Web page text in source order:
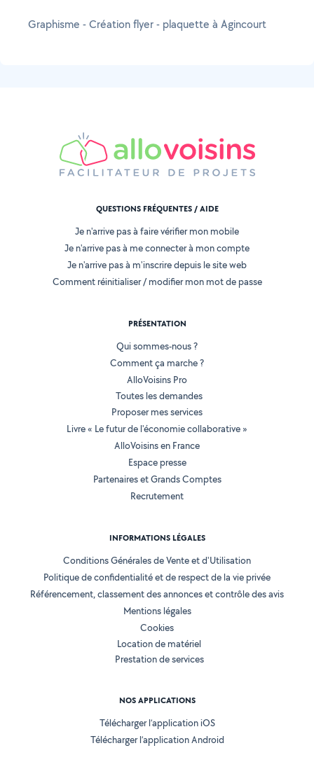
Graphisme - Création flyer - plaquette à Agincourt
QUESTIONS FRÉQUENTES / AIDE
Je n'arrive pas à faire vérifier mon mobile
Je n'arrive pas à me connecter à mon compte
Je n'arrive pas à m'inscrire depuis le site web
Comment réinitialiser / modifier mon mot de passe
PRÉSENTATION
Qui sommes-nous ?
Comment ça marche ?
AlloVoisins Pro
Toutes les demandes
Proposer mes services
Livre « Le futur de l'économie collaborative »
AlloVoisins en France
Espace presse
Partenaires et Grands Comptes
Recrutement
INFORMATIONS LÉGALES
Conditions Générales de Vente et d'Utilisation
Politique de confidentialité et de respect de la vie privée
Référencement, classement des annonces et contrôle des avis
Mentions légales
Cookies
Location de matériel
Prestation de services
NOS APPLICATIONS
Télécharger l’application iOS
Télécharger l’application Android